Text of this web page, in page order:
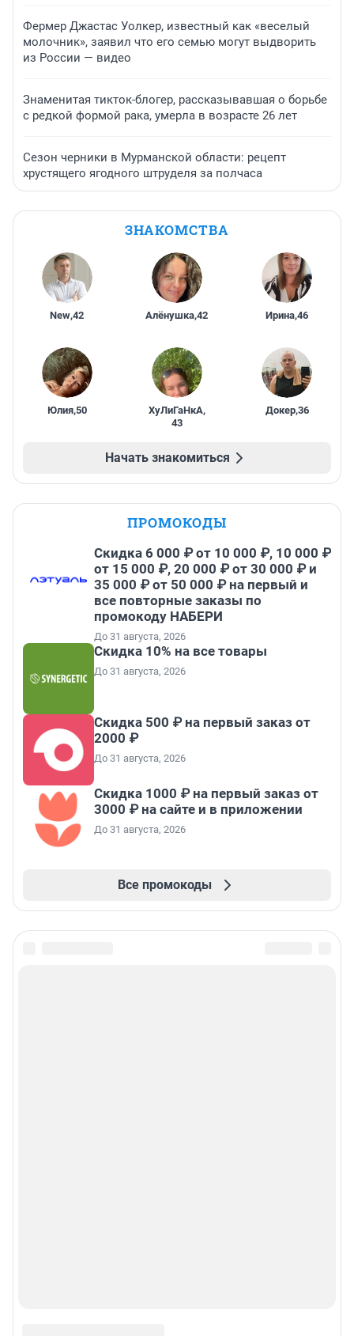
Фермер Джастас Уолкер, известный как «веселый
молочник», заявил что его семью могут выдворить
из России — видео
Знаменитая тикток-блогер, рассказывавшая о борьбе
с редкой формой рака, умерла в возрасте 26 лет
Сезон черники в Мурманской области: рецепт
хрустящего ягодного штруделя за полчаса
ЗНАКОМСТВА
New,42 Алёнушка,42 Ирина,46
Юлия,50 ХуЛиГаНкА,
43
Докер,36
Начать знакомиться
ПРОМОКОДЫ
Скидка 6 000 ₽ от 10 000 ₽, 10 000 ₽
от 15 000 ₽, 20 000 ₽ от 30 000 ₽ и
35 000 ₽ от 50 000 ₽ на первый и
все повторные заказы по
промокоду НАБЕРИ
До 31 августа, 2026
Скидка 10% на все товары
До 31 августа, 2026
Скидка 500 ₽ на первый заказ от
2000 ₽
До 31 августа, 2026
Скидка 1000 ₽ на первый заказ от
3000 ₽ на сайте и в приложении
До 31 августа, 2026
Все промокоды